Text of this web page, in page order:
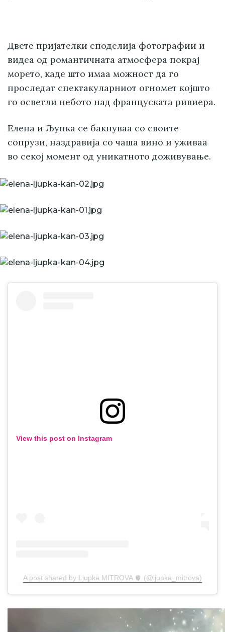
Двете пријателки споделија фотографии и
видеа од романтичната атмосфера покрај
морето, каде што имаа можност да го
проследат спектакуларниот огномет којшто
го осветли небото над француската ривиера.
Елена и Љупка се бакнуваа со своите
сопрузи, наздравија со чаша вино и уживаа
во секој момент од уникатното доживување.
View this post on Instagram
A post shared by Ljupka MITROVA 🫀 (@ljupka_mitrova)